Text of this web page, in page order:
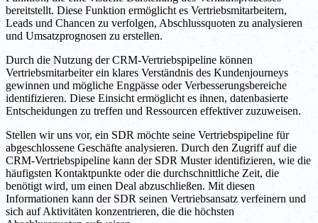
bereitstellt. Diese Funktion ermöglicht es Vertriebsmitarbeitern,
Leads und Chancen zu verfolgen, Abschlussquoten zu analysieren
und Umsatzprognosen zu erstellen.
Durch die Nutzung der CRM-Vertriebspipeline können
Vertriebsmitarbeiter ein klares Verständnis des Kundenjourneys
gewinnen und mögliche Engpässe oder Verbesserungsbereiche
identifizieren. Diese Einsicht ermöglicht es ihnen, datenbasierte
Entscheidungen zu treffen und Ressourcen effektiver zuzuweisen.
Stellen wir uns vor, ein SDR möchte seine Vertriebspipeline für
abgeschlossene Geschäfte analysieren. Durch den Zugriff auf die
CRM-Vertriebspipeline kann der SDR Muster identifizieren, wie die
häufigsten Kontaktpunkte oder die durchschnittliche Zeit, die
benötigt wird, um einen Deal abzuschließen. Mit diesen
Informationen kann der SDR seinen Vertriebsansatz verfeinern und
sich auf Aktivitäten konzentrieren, die die höchsten